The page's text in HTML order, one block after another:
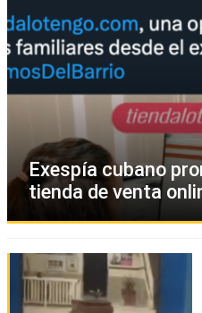
Exespía cubano
tienda de venta